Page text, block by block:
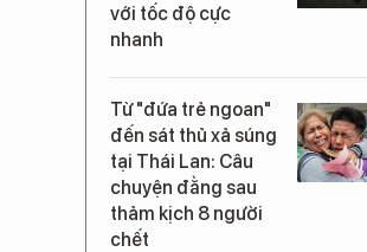
với tốc độ cực
nhanh
Từ "đứa trẻ ngoan"
đến sát thủ xả súng
tại Thái Lan: Câu
chuyện đằng sau
thảm kịch 8 người
chết